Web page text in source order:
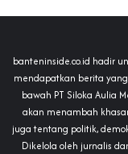
banteninside.co.id hadir
mendapatkan berita
bawah PT Siloka Aulia
akan menambah
juga tentang politik,
Dikelola oleh jurnalis